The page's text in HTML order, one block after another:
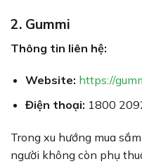
2. Gummi
Thông tin liên hệ:
Website: https://
Điện thoại: 1800
Trong xu hướng mua
người không còn phụ